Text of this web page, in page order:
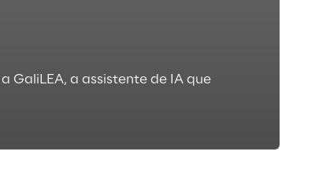
GaliLEA, a assistente de IA que